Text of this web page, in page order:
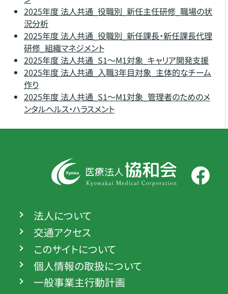
2025年度 法人共通_役職別_新任主任研修_職場の状
況分析
2025年度 法人共通_役職別_新任課長・新任課長代理
研修_組織マネジメント
2025年度 法人共通_S1～M1対象_キャリア開発支援
2025年度 法人共通_入職3年目対象_主体的なチーム
作り
2025年度 法人共通_S1～M1対象_管理者のためのメ
ンタルヘルス・ハラスメント
法人について
交通アクセス
このサイトについて
個人情報の取扱について
一般事業主行動計画